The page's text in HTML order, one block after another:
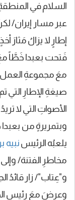
السلام في
عبر مسار إيران/
إطارٍ لا يزالُ مَثارَ
فَتحت بعبدا خَطَّاً معَ
معَ مجموعةِ العمل
صيغةِ الإطارِ التي
الأصواتِ التي لا
وبتمريرةٍ من
يلعبُه الرئيسنبيه
مخاطرِ الفتنة/
و"عِتاب"/ زار قائدُ
وعرضَ معَ رئيسِ